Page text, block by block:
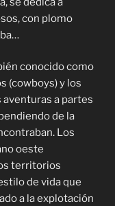
con plomo
conocido como
(cowboys) y los
a partes
de la
Los
oeste
territorios
de vida que
a la explotación